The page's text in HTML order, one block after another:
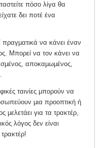
πόσο λίγα θα
δει ποτέ ένα
πραγµατικά να κάνει έναν
Μπορεί να τον κάνει να
αποκαµωµένος,
ταινίες µπορούν να
µια προοπτική ή
για τα τρακτέρ,
λόγος δεν είναι